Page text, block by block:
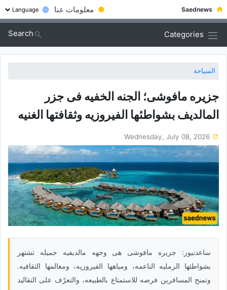
Saednews
● معلومات عنا
Categories
Search
السياحة
جزیره مافوشی؛ الجنه الخفیه فی جزر
المالدیف بشواطئها الفیروزیه وثقافتها الغنیه
ساعدنیوز: جزیره مافوشی هی وجهه مالدیفیه جمیله تشتهر
بشواطئها الرملیه الناعمه، ومیاهها الفیروزیه، ومعالمها الثقافیه.
وتمنح المسافرین فرصه للاستمتاع بالطبیعه، والتعرّف على التقالید